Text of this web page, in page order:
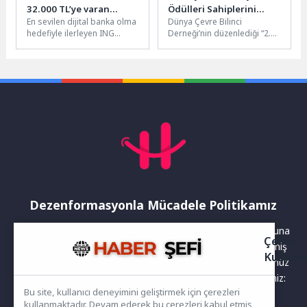
32.000 TL’ye varan
yüksek nakit promosyon
fırsatı
En sevilen dijital banka olma
hedefiyle ilerleyen ING
Ödülleri Sahiplerini
Buldu
Dünya Çevre Bilinci
Derneği’nin düzenlediği “2.
Dezenformasyonla Mücadele Politikamız
Yayınlanan haberler doğruluk ilkesi gözetilerek hazırlanır. Buna
rağmen bazı içeriklerde eksik, hatalı veya güncelliğini yitirmiş
bilgiler bulunabilir.Yanlış veya yanıltıcı olduğunu düşündüğünüz
haberleri aşağıdaki iletişim kanallarından bize bildirebilirsiniz:
Çerez
Bu site, kullanıcı deneyimini geliştirmek için çerezleri
kullanmaktadır. Devam ederek bu çerezleri kabul etmiş